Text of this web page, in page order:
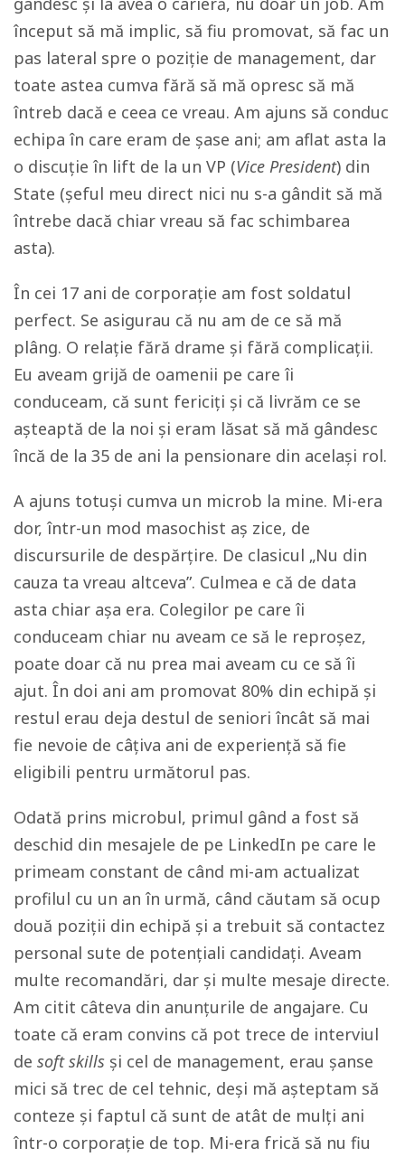
început să mă implic, să fiu promovat, să fac un
pas lateral spre o poziție de management, dar
toate astea cumva fără să mă opresc să mă
întreb dacă e ceea ce vreau. Am ajuns să conduc
echipa în care eram de șase ani; am aflat asta la
o discuție în lift de la un VP (Vice President) din
State (șeful meu direct nici nu s-a gândit să mă
întrebe dacă chiar vreau să fac schimbarea
asta).
În cei 17 ani de corporație am fost soldatul
perfect. Se asigurau că nu am de ce să mă
plâng. O relație fără drame și fără complicații.
Eu aveam grijă de oamenii pe care îi
conduceam, că sunt fericiți și că livrăm ce se
așteaptă de la noi și eram lăsat să mă gândesc
încă de la 35 de ani la pensionare din același rol.
A ajuns totuși cumva un microb la mine. Mi-era
dor, într-un mod masochist aș zice, de
discursurile de despărțire. De clasicul „Nu din
cauza ta vreau altceva”. Culmea e că de data
asta chiar așa era. Colegilor pe care îi
conduceam chiar nu aveam ce să le reproșez,
poate doar că nu prea mai aveam cu ce să îi
ajut. În doi ani am promovat 80% din echipă și
restul erau deja destul de seniori încât să mai
fie nevoie de câțiva ani de experiență să fie
eligibili pentru următorul pas.
Odată prins microbul, primul gând a fost să
deschid din mesajele de pe LinkedIn pe care le
primeam constant de când mi-am actualizat
profilul cu un an în urmă, când căutam să ocup
două poziții din echipă și a trebuit să contactez
personal sute de potențiali candidați. Aveam
multe recomandări, dar și multe mesaje directe.
Am citit câteva din anunțurile de angajare. Cu
toate că eram convins că pot trece de interviul
de soft skills și cel de management, erau șanse
mici să trec de cel tehnic, deși mă așteptam să
conteze și faptul că sunt de atât de mulți ani
într-o corporație de top. Mi-era frică să nu fiu